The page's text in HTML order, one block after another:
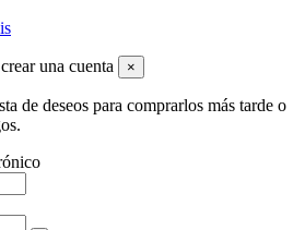
una cuenta ×
de deseos para comprarlos más tarde o